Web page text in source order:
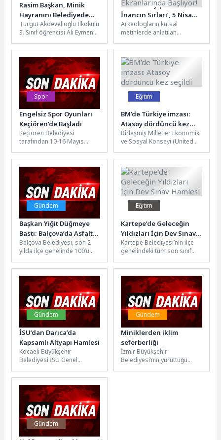
Rasim Başkan, Minik
Hayranını Belediyede
Ağırladı
Turgut Akdevelioğlu İlkokulu
3. Sınıf öğrencisi Ali Eymen
Başkanı Rasim Arı’yı
makamında...
‘İncil’in Kayıp Hazineleri:
İnancın Sırları’, 5 Nisan
Pazar 20.00’de National
Geographic
Ekranlarında Başlıyor!
Arkeologların kutsal
metinlerde anlatılan
kayıp hazineleri araştırdığı
heyecan dolu bir keşif
yolculuğunu...
Spor
Engelsiz Spor Oyunları
Keçiören’de Başladı
Keçiören Belediyesi
tarafından 10-16 Mayıs
düzenlenen Engelsiz Spor
Oyunları, Taha Akgül Spor
Salonu’nda down...
Eğitim
BM’de Türkiye imzası:
Atasoy dördüncü kez
seçildi
Birleşmiş Milletler Ekonomik
ve Sosyal Konseyi (United
Social Council) tarafından 8
Nisan...
Gündem
Başkan Yiğit Düğmeye
Bastı: Balçova’da Asfalt
Çalışmaları Yeniden Hız
Kazandı
Balçova Belediyesi, son 2
yılda ilçe genelinde 100’ü
asfalt çalışmalarına yeniden
hız...
Eğitim
Kartepe’de Geleceğin
Yıldızları İçin Dev Sınav
Hamlesi
Kartepe Belediyesi’nin ilçe
genelindeki tüm son sınıf
eğitim hamlesi, eş zamanlı
yapılan...
Gündem
İSU’dan Darıca’da
Kapsamlı Altyapı Hamlesi
Kocaeli Büyükşehir
Belediyesi İSU Genel
ilçesinde sürdürdüğü altyapı
yatırımlarıyla daha güçlü,
modern...
Gündem
Miniklerden iklim
seferberliği
İzmir Büyükşehir
Belediyesi’nin yürüttüğü
Gündem